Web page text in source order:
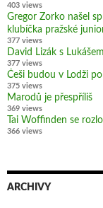
403 views
Gregor Zorko našel
klubíčka pražské
377 views
David Lizák s
377 views
Češi budou v Lodži
375 views
Marodů je přespříliš
369 views
Tai Woffinden se
366 views
ARCHIVY